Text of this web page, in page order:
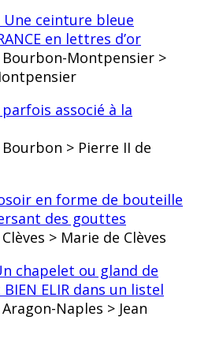
Une ceinture bleue
en lettres d’or
Bourbon-Montpensier >
associé à la
> Pierre II de
en forme de bouteille
des gouttes
> Marie de Clèves
chapelet ou gland de
ELIR dans un listel
Naples > Jean